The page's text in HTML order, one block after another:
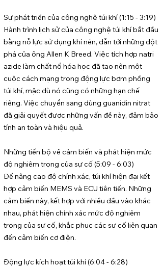
Sự phát triển của công nghệ túi khí (1:15 - 3:19)
Hành trình lịch sử của công nghệ túi khí bắt đầu
bằng nỗ lực sử dụng khí nén, dẫn tới những đột
phá của ông Allen K Breed. Việc tích hợp natri
azide làm chất nổ hóa học đã tạo nên một
cuộc cách mạng trong động lực bơm phồng
túi khí, mặc dù nó cũng có những hạn chế
riêng. Việc chuyển sang dùng guanidin nitrat
đã giải quyết được những vấn đề này, đảm bảo
tính an toàn và hiệu quả.
Những tiến bộ về cảm biến và phát hiện mức
độ nghiêm trọng của sự cố (5:09 - 6:03)
Để nâng cao độ chính xác, túi khí hiện đại kết
hợp cảm biến MEMS và ECU tiên tiến. Những
cảm biến này, kết hợp với nhiều đầu vào khác
nhau, phát hiện chính xác mức độ nghiêm
trọng của sự cố, khắc phục các sự cố liên quan
đến cảm biến cơ điện.
Động lực kích hoạt túi khí (6:04 - 6:28)